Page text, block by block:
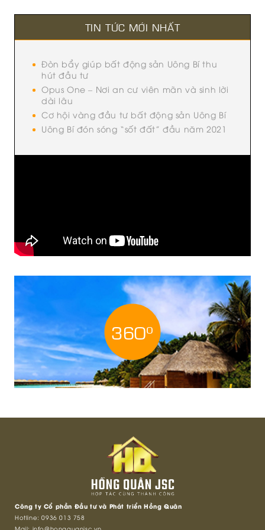
TIN TỨC MỚI NHẤT
Đòn bẩy giúp bất động sản Uông Bí thu
hút đầu tư
Opus One – Nơi an cư viên mãn và sinh lời
dài lâu
Cơ hội vàng đầu tư bất động sản Uông Bí
Uông Bí đón sóng “sốt đất” đầu năm 2021
360o
Công ty Cổ phần Đầu tư và Phát triển Hồng Quân
Hotline:0936 013 758
Mail: info@hongquanjsc.vn